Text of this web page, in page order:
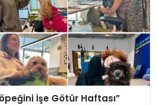
İşe Götür Haftası”